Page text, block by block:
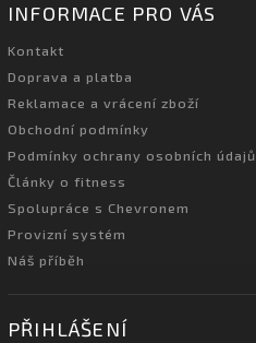
INFORMACE PRO VÁS
Kontakt
Doprava a platba
Reklamace a vrácení zboží
Obchodní podmínky
Podmínky ochrany osobních údajů
Články o fitness
Spolupráce s Chevronem
Provizní systém
Náš příběh
PŘIHLÁŠENÍ